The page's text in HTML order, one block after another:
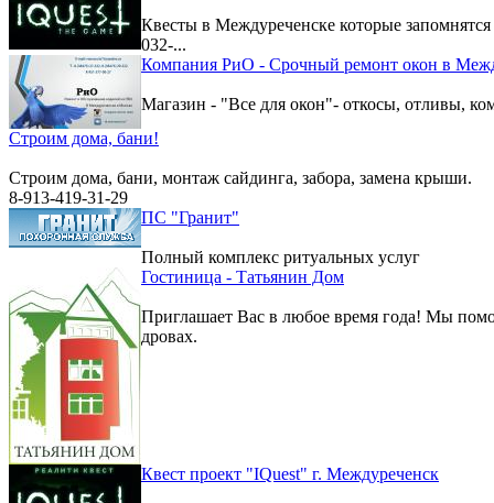
Квесты в Междуреченске которые
032-...
Компания РиО - Срочный ремонт окон в
Магазин - "Все для окон"- откосы, отливы,
Строим дома, бани!
Строим дома, бани, монтаж сайдинга, забора, замена крыши.
8-913-419-31-29
ПС "Гранит"
Полный комплекс ритуальных услуг
Гостиница - Татьянин Дом
Приглашает Вас в любое время года! Мы
дровах.
Квест проект "IQuest" г. Междуреченск